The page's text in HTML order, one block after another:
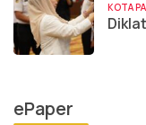
KOTA
ePaper